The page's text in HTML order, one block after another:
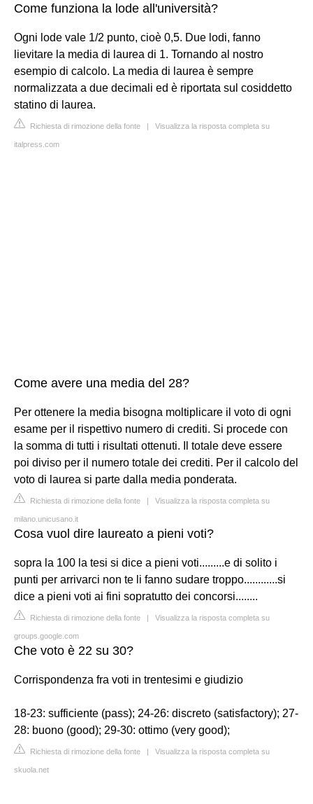
Come funziona la lode all'università?
Ogni lode vale 1/2 punto, cioè 0,5. Due lodi, fanno
lievitare la media di laurea di 1. Tornando al nostro
esempio di calcolo. La media di laurea è sempre
normalizzata a due decimali ed è riportata sul cosiddetto
statino di laurea.
Richiesta di rimozione della fonte | Visualizza la risposta completa su
italpress.com
Come avere una media del 28?
Per ottenere la media bisogna moltiplicare il voto di ogni
esame per il rispettivo numero di crediti. Si procede con
la somma di tutti i risultati ottenuti. Il totale deve essere
poi diviso per il numero totale dei crediti. Per il calcolo del
voto di laurea si parte dalla media ponderata.
Richiesta di rimozione della fonte | Visualizza la risposta completa su
milano.unicusano.it
Cosa vuol dire laureato a pieni voti?
sopra la 100 la tesi si dice a pieni voti.........e di solito i
punti per arrivarci non te li fanno sudare troppo............si
dice a pieni voti ai fini sopratutto dei concorsi........
Richiesta di rimozione della fonte | Visualizza la risposta completa su
groups.google.com
Che voto è 22 su 30?
Corrispondenza fra voti in trentesimi e giudizio
18-23: sufficiente (pass); 24-26: discreto (satisfactory); 27-
28: buono (good); 29-30: ottimo (very good);
Richiesta di rimozione della fonte | Visualizza la risposta completa su
skuola.net